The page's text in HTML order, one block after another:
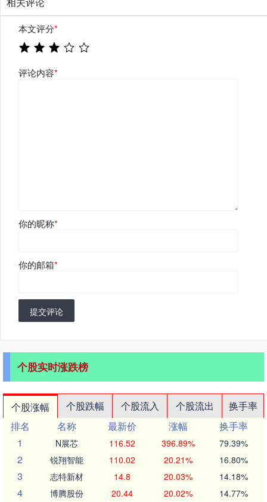
本文评分*
评论内容*
你的昵称*
你的邮箱*
提交评论
个股实时涨跌榜
个股涨幅 个股跌幅 个股流入 个股流出
换手率
排名
名称 最新价 涨幅
换手率
1
N展芯 116.52 396.89% 79.39%
2 锐翔智能 110.02 20.21% 16.80%
3 志特新材 14.8 20.03% 14.18%
4 博腾股份 20.44 20.02% 14.77%